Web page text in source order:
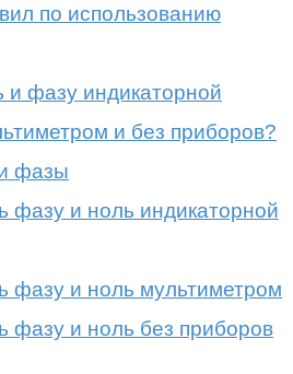
по использованию
и фазу индикаторной
и без приборов?
фазы
фазу и ноль индикаторной
фазу и ноль мультиметром
фазу и ноль без приборов